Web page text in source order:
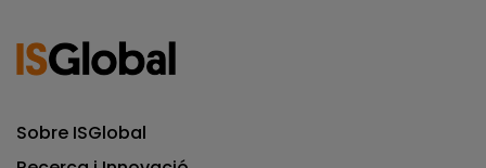
Sobre ISGlobal